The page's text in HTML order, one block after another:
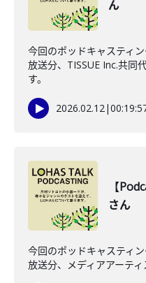
ん
今回のポッドキャスティ
放送分、TISSUE Inc.共同
す。
2026.02.12|
【
さん
今回のポッドキャスティ
放送分、メディアアーティ